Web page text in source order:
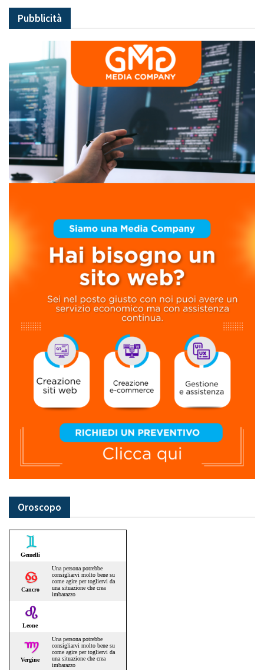
Pubblicità
Oroscopo